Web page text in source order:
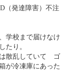
発達障害）不注
学校まで届けなけ
たり。
散乱していて ゴ
が冷凍庫にあった